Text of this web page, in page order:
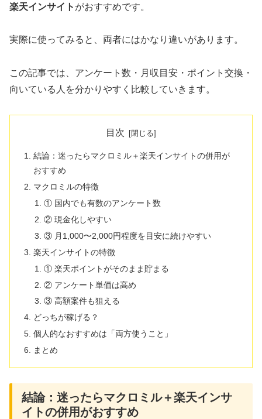
楽天インサイト がおすすめです。
実際に使ってみると、両者にはかなり違いがあります。
この記事では、アンケート数・月収目安・ポイント交換・
向いている人を分かりやすく比較していきます。
目次
結論：迷ったらマクロミル＋楽天インサイトの併用が
おすすめ
マクロミルの特徴
① 国内でも有数のアンケート数
② 現金化しやすい
③ 月1,000〜2,000円程度を目安に続けやすい
楽天インサイトの特徴
① 楽天ポイントがそのまま貯まる
② アンケート単価は高め
③ 高額案件も狙える
どっちが稼げる？
個人的なおすすめは「両方使うこと」
まとめ
結論：迷ったらマクロミル＋楽天インサ
イトの併用がおすすめ